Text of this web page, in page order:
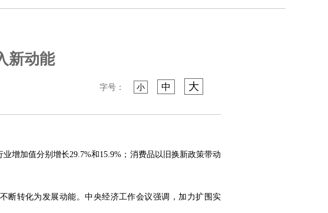
新动能
字号： 小 中 大
增加值分别增长29.7%和15.9%；消费品以旧换新政策带动
断转化为发展动能。中央经济工作会议强调，加力扩围实